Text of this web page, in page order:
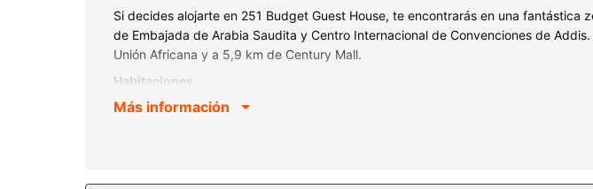
Si decides alojarte en 251 Budget Guest House, te encontrarás en una
de Embajada de Arabia Saudita y Centro Internacional de Convenciones de
Unión Africana y a 5,9 km de Century Mall.
Habitaciones
Te sentirás como en tu propia casa en cualquiera de las 6 habitaciones. Mantén
Más información